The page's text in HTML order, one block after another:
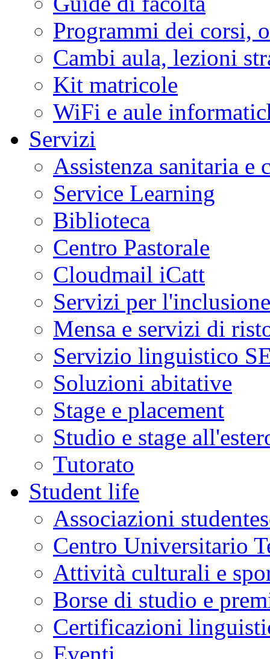
Programmi dei corsi,
Cambi aula, lezioni
Kit matricole
WiFi e aule
Servizi
Assistenza sanitaria e
Service Learning
Biblioteca
Centro Pastorale
Cloudmail iCatt
Servizi per l'inclusione
Mensa e servizi di
Servizio linguistico
Soluzioni abitative
Stage e placement
Studio e stage
Tutorato
Student life
Associazioni
Centro Universitario
Attività culturali e
Borse di studio e
Certificazioni